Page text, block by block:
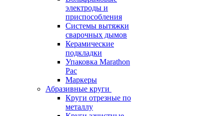
электроды и
приспособления
Системы вытяжки
сварочных дымов
Керамические
подкладки
Упаковка Marathon
Pac
Маркеры
Абразивные круги
Круги отрезные по
металлу